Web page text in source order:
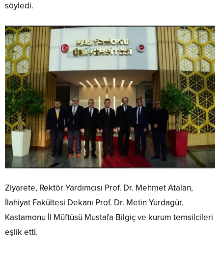
söyledi.
Ziyarete, Rektör Yardımcısı Prof. Dr. Mehmet Atalan,
İlahiyat Fakültesi Dekanı Prof. Dr. Metin Yurdagür,
Kastamonu İl Müftüsü Mustafa Bilgiç ve kurum temsilcileri
eşlik etti.